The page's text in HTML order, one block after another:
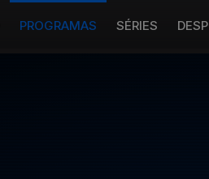
PROGRAMAS SÉRIES